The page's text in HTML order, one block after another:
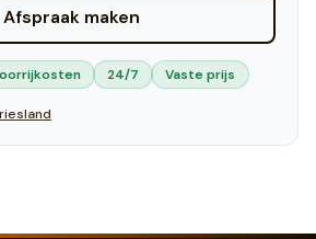
Afspraak maken
24/7 Vaste prijs